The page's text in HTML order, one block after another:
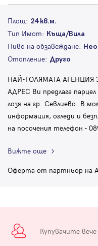
Площ: 24 кв.м.
Тип Имот: Къща/Вила
Ниво на обзавеждане:
Отопление: Друго
НАЙ-ГОЛЯМАТА
АДРЕС Ви предлага
лозя на гр. Севлиево. В
информация, огледи и
на посочения телефон -
Вижте още
Оферта от партньор на
Купувачите